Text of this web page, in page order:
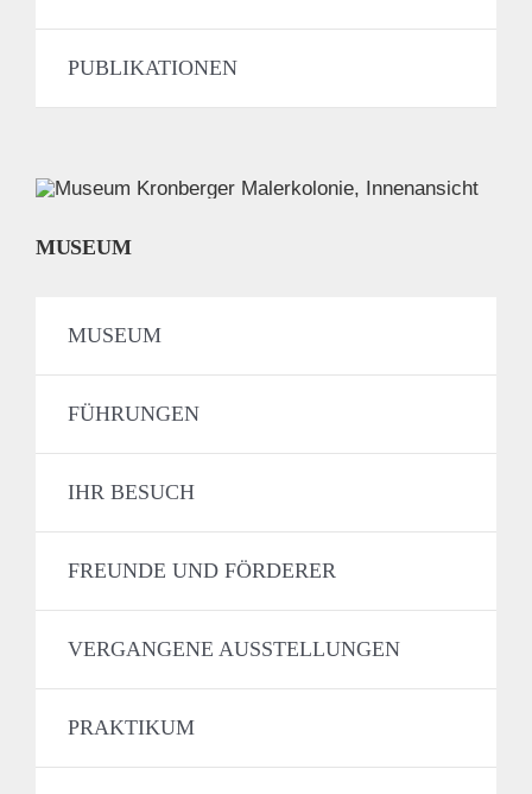
PUBLIKATIONEN
MUSEUM
MUSEUM
FÜHRUNGEN
IHR BESUCH
FREUNDE UND FÖRDERER
VERGANGENE AUSSTELLUNGEN
PRAKTIKUM